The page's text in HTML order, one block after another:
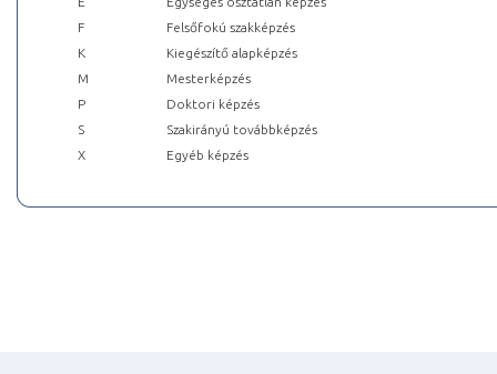
F
Felsőfokú szakképzés
K
Kiegészítő alapképzés
M
Mesterképzés
P
Doktori képzés
S
Szakirányú továbbképzés
X
Egyéb képzés